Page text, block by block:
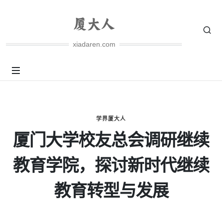
xiadaren.com
学界厦大人
厦门大学校友总会调研继续
教育学院，探讨新时代继续
教育转型与发展